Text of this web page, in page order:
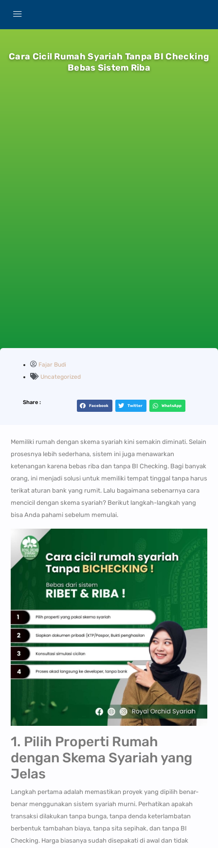
Cara Cicil Rumah Syariah Tanpa BI Checking
Bebas Sistem Riba
Fajar Budi
Uncategorized
Share :
Facebook Twitter WhatsApp
Memiliki rumah dengan skema syariah kini semakin diminati. Selain
prosesnya lebih sederhana, sistem ini juga menawarkan
ketenangan karena bebas riba dan tanpa BI Checking. Bagi banyak
orang, ini menjadi solusi untuk memiliki tempat tinggal tanpa harus
terikat aturan bank yang rumit. Lalu bagaimana sebenarnya cara
mencicil dengan skema syariah? Berikut langkah-langkah yang
bisa Anda pahami sebelum memulai.
1. Pilih Properti Rumah
dengan Skema Syariah yang
Jelas
Langkah pertama adalah memastikan proyek yang dipilih benar-
benar menggunakan sistem syariah murni. Perhatikan apakah
transaksi dilakukan tanpa bunga, tanpa denda keterlambatan
berbentuk tambahan biaya, tanpa sita sepihak, dan tanpa BI
Checking. Harga biasanya sudah disepakati di awal dan tidak